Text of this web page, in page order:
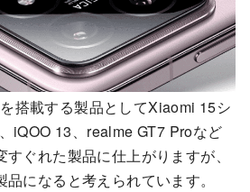
搭載する製品としてXiaomi 15シ
iQOO 13、realme GT7 Proなど
ぐれた製品に仕上がりますが、
になると考えられています。